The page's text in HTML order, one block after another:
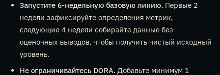
Запустите 6-недельную базовую линию. Первые 2
недели зафиксируйте определения метрик,
следующие 4 недели собирайте данные без
оценочных выводов, чтобы получить чистый исходный
уровень.
Не ограничивайтесь DORA. Добавьте минимум 1